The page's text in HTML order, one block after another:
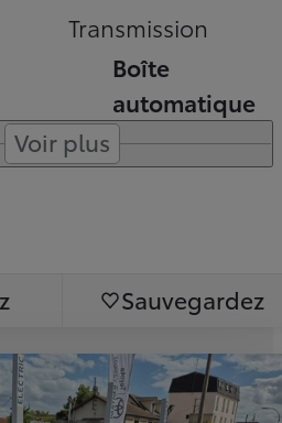
Transmission
Boîte
automatique
Voir plus
Sauvegardez